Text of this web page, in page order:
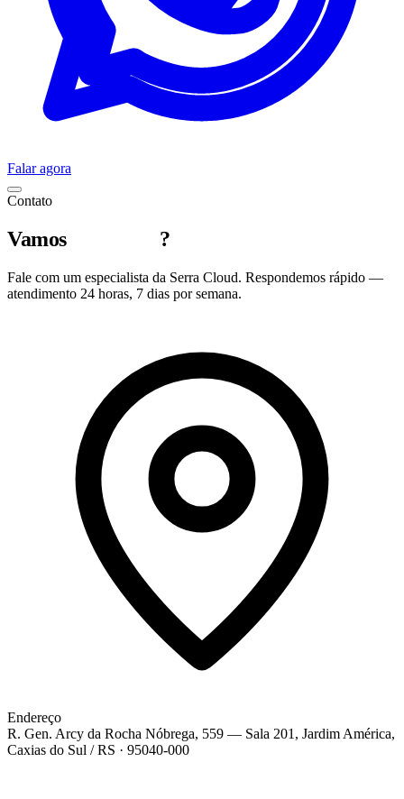
Falar agora
Contato
Vamos ?
Fale com um especialista da Serra Cloud. Respondemos rápido —
atendimento 24 horas, 7 dias por semana.
Endereço
R. Gen. Arcy da Rocha Nóbrega, 559 — Sala 201, Jardim América,
Caxias do Sul / RS · 95040-000